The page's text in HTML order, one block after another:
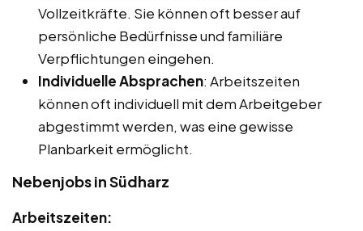
Vollzeitkräfte. Sie können oft besser auf
persönliche Bedürfnisse und familiäre
Verpflichtungen eingehen.
Individuelle Absprachen: Arbeitszeiten
können oft individuell mit dem Arbeitgeber
abgestimmt werden, was eine gewisse
Planbarkeit ermöglicht.
Nebenjobs in Südharz
Arbeitszeiten: